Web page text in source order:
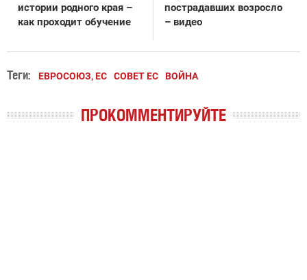
истории родного края –
как проходит обучение
пострадавших возросло
– видео
Теги: ЕВРОСОЮЗ, ЕС СОВЕТ ЕС ВОЙНА
ПРОКОММЕНТИРУЙТЕ